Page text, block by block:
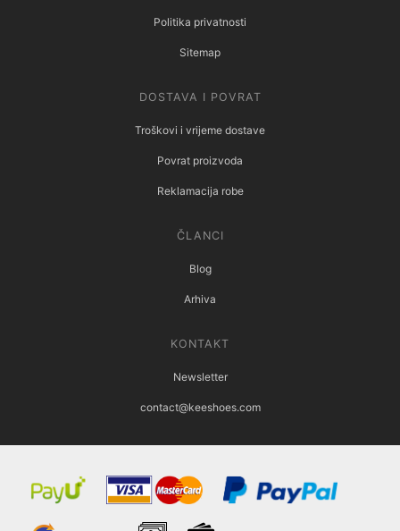
Politika privatnosti
Sitemap
DOSTAVA I POVRAT
Troškovi i vrijeme dostave
Povrat proizvoda
Reklamacija robe
ČLANCI
Blog
Arhiva
KONTAKT
Newsletter
contact@keeshoes.com